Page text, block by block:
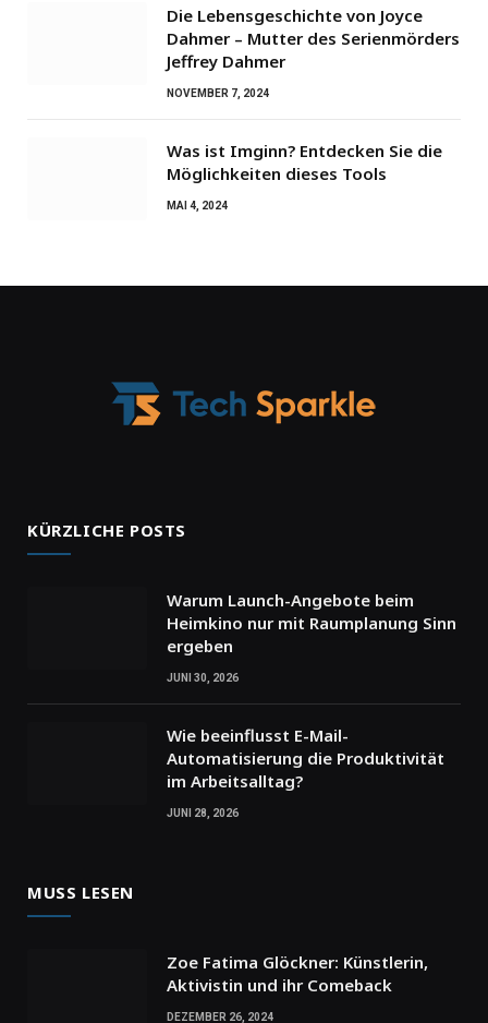
Die Lebensgeschichte von Joyce
Dahmer – Mutter des Serienmörders
Jeffrey Dahmer
NOVEMBER 7, 2024
Was ist Imginn? Entdecken Sie die
Möglichkeiten dieses Tools
MAI 4, 2024
KÜRZLICHE POSTS
Warum Launch-Angebote beim
Heimkino nur mit Raumplanung Sinn
ergeben
JUNI 30, 2026
Wie beeinflusst E-Mail-
Automatisierung die Produktivität
im Arbeitsalltag?
JUNI 28, 2026
MUSS LESEN
Zoe Fatima Glöckner: Künstlerin,
Aktivistin und ihr Comeback
DEZEMBER 26, 2024